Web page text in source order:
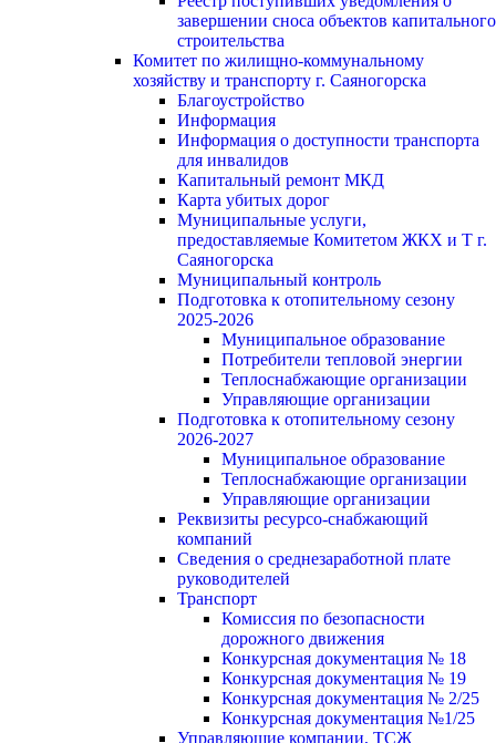
завершении сноса объектов капитального
строительства
Комитет по жилищно-коммунальному
хозяйству и транспорту г. Саяногорска
Благоустройство
Информация
Информация о доступности транспорта
для инвалидов
Капитальный ремонт МКД
Карта убитых дорог
Муниципальные услуги,
предоставляемые Комитетом ЖКХ и Т г.
Саяногорска
Муниципальный контроль
Подготовка к отопительному сезону
2025-2026
Муниципальное образование
Потребители тепловой энергии
Теплоснабжающие организации
Управляющие организации
Подготовка к отопительному сезону
2026-2027
Муниципальное образование
Теплоснабжающие организации
Управляющие организации
Реквизиты ресурсо-снабжающий
компаний
Сведения о среднезаработной плате
руководителей
Транспорт
Комиссия по безопасности
дорожного движения
Конкурсная документация № 18
Конкурсная документация № 19
Конкурсная документация № 2/25
Конкурсная документация №1/25
Управляющие компании, ТСЖ